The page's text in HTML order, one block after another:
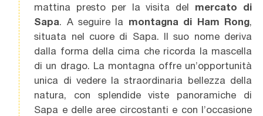
mattina presto per la visita del mercato di
Sapa. A seguire la montagna di Ham Rong,
situata nel cuore di Sapa. Il suo nome deriva
dalla forma della cima che ricorda la mascella
di un drago. La montagna offre un’opportunità
unica di vedere la straordinaria bellezza della
natura, con splendide viste panoramiche di
Sapa e delle aree circostanti e con l’occasione